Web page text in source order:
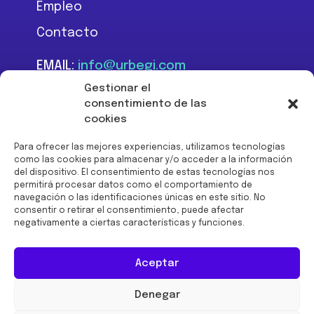
Gestionar el
consentimiento de las
cookies
Para ofrecer las mejores experiencias, utilizamos tecnologías
como las cookies para almacenar y/o acceder a la información
del dispositivo. El consentimiento de estas tecnologías nos
permitirá procesar datos como el comportamiento de
navegación o las identificaciones únicas en este sitio. No
consentir o retirar el consentimiento, puede afectar
negativamente a ciertas características y funciones.
Aceptar
Denegar
Empleo
Contacto
EMAIL: info@urbegi.com
+34 946 801 934
Financiado por la Unión
Europea -
NextGenerationEU: